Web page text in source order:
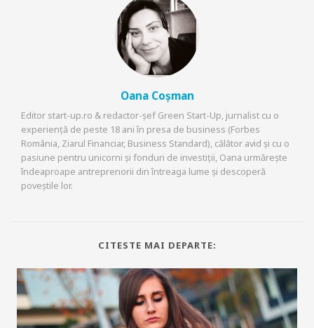
Oana Coșman
Editor start-up.ro & redactor-șef Green Start-Up, jurnalist cu o
experiență de peste 18 ani în presa de business (Forbes
România, Ziarul Financiar, Business Standard), călător avid și cu o
pasiune pentru unicorni și fonduri de investiții, Oana urmărește
îndeaproape antreprenorii din întreaga lume și descoperă
poveștile lor.
CITESTE MAI DEPARTE: